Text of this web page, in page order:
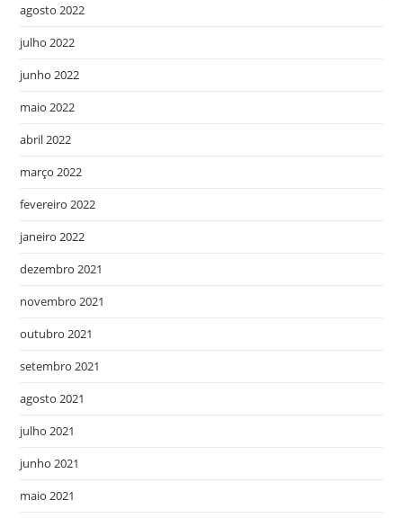
agosto 2022
julho 2022
junho 2022
maio 2022
abril 2022
março 2022
fevereiro 2022
janeiro 2022
dezembro 2021
novembro 2021
outubro 2021
setembro 2021
agosto 2021
julho 2021
junho 2021
maio 2021